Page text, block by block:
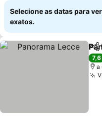
Selecione as datas para
exatos.
7,6
a